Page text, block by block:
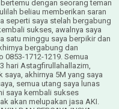
dengan seorang teman
beliau memberikan saran
seperti saya stelah bergabung
sukses, awalnya saya
satu minggu saya berpikir dan
bergabung dan
0853-1712-1219. Semua
hari Astagfirullahallazim,
akhirnya 5M yang saya
semua utang saya lunas
saya kembali sukses
akan melupakan jasa AKI.